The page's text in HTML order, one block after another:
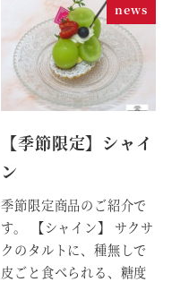
news
【季節限定】シャイ
ン
季節限定商品のご紹介で
す。 【シャイン】 サクサ
クのタルトに、種無しで
皮ごと食べられる、糖度